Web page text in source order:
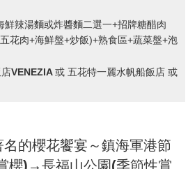
項*渠道滑車體驗，需排隊，敬
以下不可以乘坐，85公分-109公分
斜坡滑車。
需雙人共同乘坐纜車，斜坡滑車
館】是韓國5大泰迪熊博物館之
，大幅減少傳統展覽的玻璃牆，
鮮辣湯麵或炸醬麵二選一+招牌糖醋肉
花肉+海鮮盤+炒飯)+熟食區+蔬菜盤+泡
VENEZIA 或 五花特一麗水帆船飯店 或
名的櫻花饗宴～鎮海軍港節
櫻)→長福山公園(季節性賞